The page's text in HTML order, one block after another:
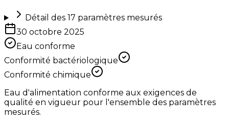
Détail des 17 paramètres mesurés
30 octobre 2025
Eau conforme
Conformité bactériologique
Conformité chimique
Eau d'alimentation conforme aux exigences de
qualité en vigueur pour l'ensemble des paramètres
mesurés.